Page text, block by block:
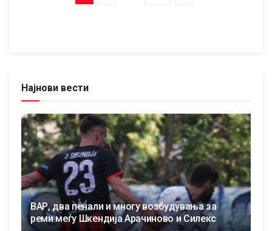
Најнови вести
ВАР, два пенали и многу возбудувања за
реми меѓу Шкендија Арачиново и Силекс